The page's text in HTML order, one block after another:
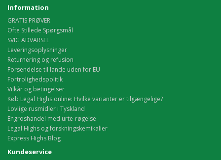
Information
GRATIS PRØVER
Ofte Stillede Spørgsmål
SVIG ADVARSEL
Leveringsoplysninger
Returnering og refusion
Forsendelse til lande uden for EU
Fortrolighedspolitik
Vilkår og betingelser
Køb Legal Highs online: Hvilke varianter er tilgængelige?
Lovlige rusmidler i Tyskland
Engroshandel med urte-røgelse
Legal Highs og forskningskemikalier
Express Highs Blog
Kundeservice